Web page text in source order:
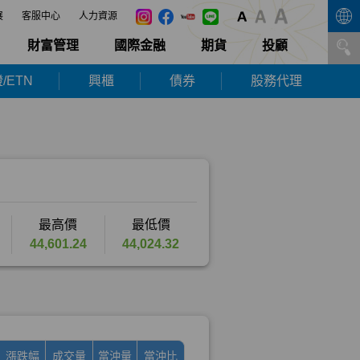
客服中心 人力資源
財富管理 國際金融 期貨 投顧
ETN 興櫃 債券 股務代理